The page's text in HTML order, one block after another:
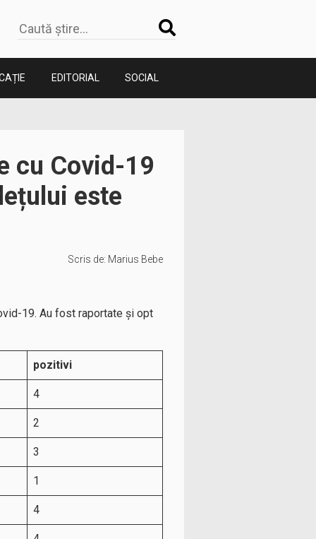
EDITORIAL SOCIAL
cu Covid-19
este
Scris de: Marius Bebe
19. Au fost raportate și opt
pozitivi
4
2
3
1
4